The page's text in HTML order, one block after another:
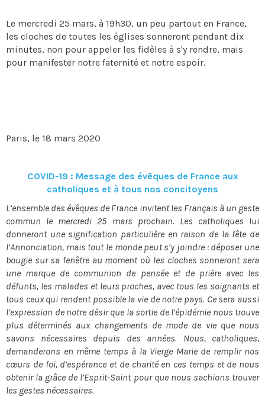
Le mercredi 25 mars, à 19h30, un peu partout en France,
les cloches de toutes les églises sonneront pendant dix
minutes, non pour appeler les fidèles à s'y rendre, mais
pour manifester notre faternité et notre espoir.
Paris, le 18 mars 2020
COVID-19 : Messa​ge des évêques de France aux
catholiques et à tous nos concitoyens
L’ensemble des évêques de France invitent les Français à un geste
commun le mercredi 25 mars prochain. Les catholiques lui
donneront une signification particulière en raison de la fête de
l’Annonciation, mais tout le monde peut s’y joindre : déposer une
bougie sur sa fenêtre au moment où les cloches sonneront sera
une marque de communion de pensée et de prière avec les
défunts, les malades et leurs proches, avec tous les soignants et
tous ceux qui rendent possible la vie de notre pays. Ce sera aussi
l’expression de notre désir que la sortie de l’épidémie nous trouve
plus déterminés aux changements de mode de vie que nous
savons nécessaires depuis des années. Nous, catholiques,
demanderons en même temps à la Vierge Marie de remplir nos
cœurs de foi, d’espérance et de charité en ces temps et de nous
obtenir la grâce de l’Esprit-Saint pour que nous sachions trouver
les gestes nécessaires.